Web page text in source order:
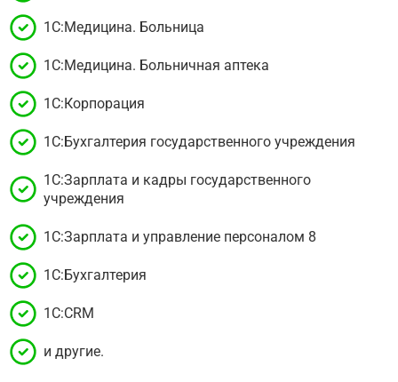
1С:Медицина. Больница
1С:Медицина. Больничная аптека
1С:Корпорация
1С:Бухгалтерия государственного учреждения
1С:Зарплата и кадры государственного
учреждения
1С:Зарплата и управление персоналом 8
1С:Бухгалтерия
1С:CRM
и другие.